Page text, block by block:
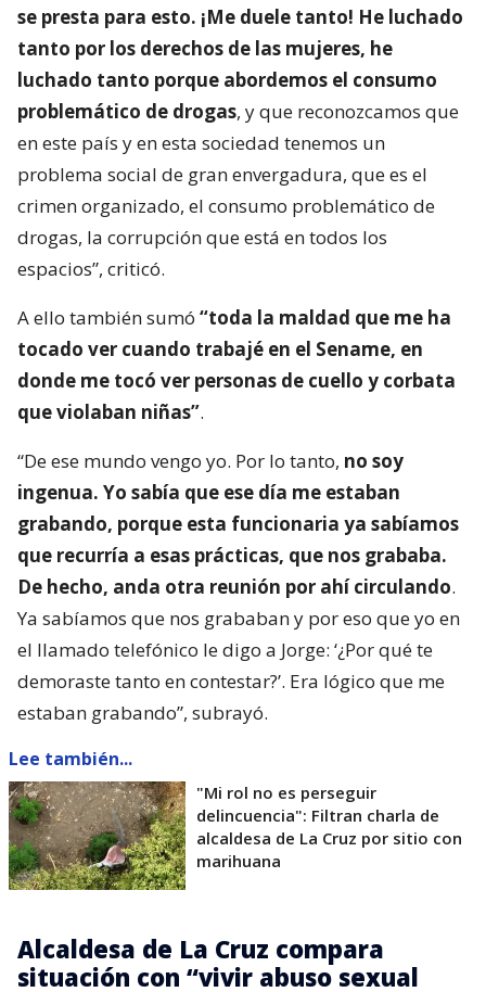
se presta para esto. ¡Me duele tanto! He luchado
tanto por los derechos de las mujeres, he
luchado tanto porque abordemos el consumo
problemático de drogas, y que reconozcamos que
en este país y en esta sociedad tenemos un
problema social de gran envergadura, que es el
crimen organizado, el consumo problemático de
drogas, la corrupción que está en todos los
espacios”, criticó.
A ello también sumó “toda la maldad que me ha
tocado ver cuando trabajé en el Sename, en
donde me tocó ver personas de cuello y corbata
que violaban niñas”.
“De ese mundo vengo yo. Por lo tanto, no soy
ingenua. Yo sabía que ese día me estaban
grabando, porque esta funcionaria ya sabíamos
que recurría a esas prácticas, que nos grababa.
De hecho, anda otra reunión por ahí circulando.
Ya sabíamos que nos grababan y por eso que yo en
el llamado telefónico le digo a Jorge: ‘¿Por qué te
demoraste tanto en contestar?’. Era lógico que me
estaban grabando”, subrayó.
Lee también...
"Mi rol no es perseguir
delincuencia": Filtran charla de
alcaldesa de La Cruz por sitio con
marihuana
Alcaldesa de La Cruz compara
situación con “vivir abuso sexual